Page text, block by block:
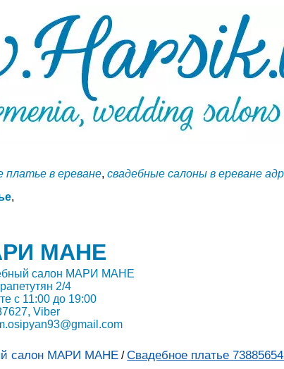
платье в ереване, свадебные салоны в ереване
,
МАНЕ
салон МАРИ МАНЕ
2/4
с 11:00 до 19:00
Viber
салон МАРИ МАНЕ /Свадебное платье